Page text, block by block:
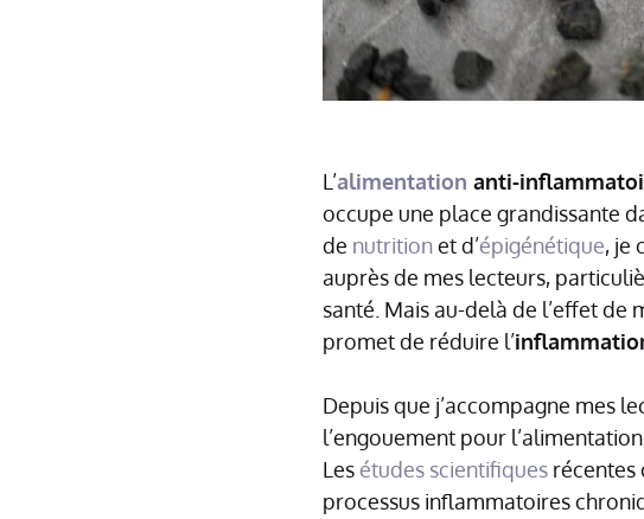
L’alimentation anti-
occupe une place grandissante
de nutritionet d’épigénétique, je
auprès de mes lecteurs,
santé. Mais au-delà de l’effet
promet de réduire l’
Depuis que j’accompagne mes
l’engouement pour
Les études scientifiques récentes
processus inflammatoires